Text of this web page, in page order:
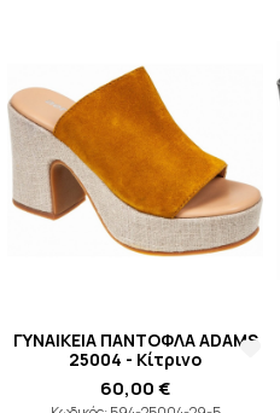
ΓΥΝΑΙΚΕΙA ΠΑΝΤΟΦΛA ADAMS
25004 - Κίτρινο
60,00 €